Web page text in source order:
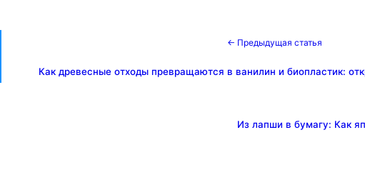
← Предыдущая статья
Как древесные отходы превращаются в ванилин и биопластик:
Из лапши в бумагу: Как